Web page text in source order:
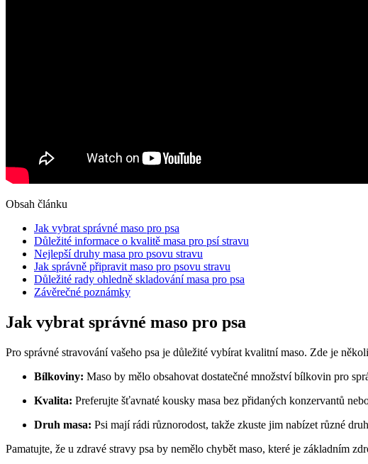
Obsah článku
Jak vybrat správné maso pro psa
Důležité informace o kvalitě masa pro psí stravu
Nejlepší druhy masa pro psovu stravu
Jak správně připravit maso pro psovu stravu
Důležité rady ohledně skladování masa pro psa
Závěrečné poznámky
Jak vybrat správné maso pro psa
Pro správné stravování vašeho psa je důležité vybírat kvalitní maso. Zde je
Bílkoviny: Maso by mělo obsahovat dostatečné množství bílkovin pro
Kvalita: Preferujte šťavnaté kousky masa bez přidaných konzervantů
Druh masa: Psi mají rádi různorodost, takže zkuste jim nabízet různé
Pamatujte, že u zdravé stravy psa by nemělo chybět maso, které je základním